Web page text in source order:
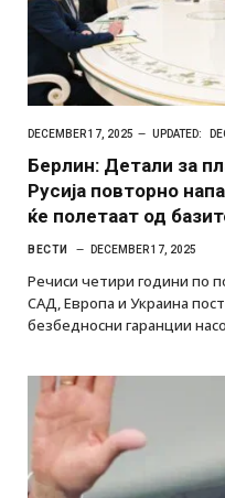
DECEMBER 17, 2025 UPDATED:
Берлин: Детали за
Русија повторно
ќе полетаат од
ВЕСТИ DECEMBER 17, 2025
Речиси четири години по
САД, Европа и Украина
безбедносни гаранции